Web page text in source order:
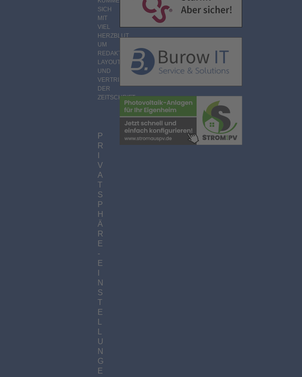
SICH
MIT
VIEL
HERZBLUT
UM
REDAKTION,
LAYOUT
UND
VERTRIEB
DER
ZEITSCHRIFT.
P
R
V
A
T
S
P
H
Ä
R
E
-
E
N
S
T
E
U
N
G
E